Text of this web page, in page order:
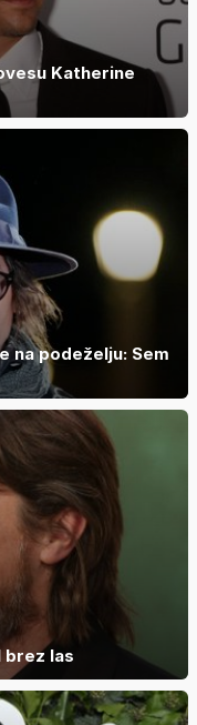
Katherine
na podeželju: Sem
brez las